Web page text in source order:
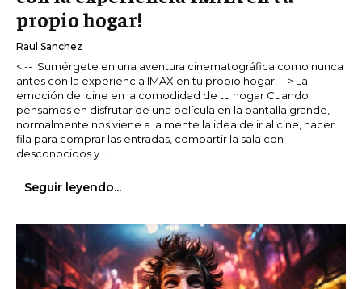
propio hogar!
Raul Sanchez
<!-- ¡Sumérgete en una aventura cinematográfica como nunca
antes con la experiencia IMAX en tu propio hogar! --> La
emoción del cine en la comodidad de tu hogar Cuando
pensamos en disfrutar de una película en la pantalla grande,
normalmente nos viene a la mente la idea de ir al cine, hacer
fila para comprar las entradas, compartir la sala con
desconocidos y...
Seguir leyendo...